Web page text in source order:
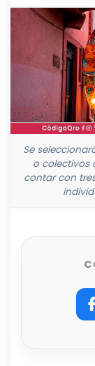
Se
o colectivos
contar con